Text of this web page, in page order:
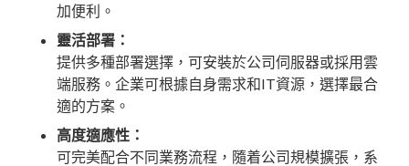
加便利。
靈活部署：
提供多種部署選擇，可安裝於公司伺服器或採用雲
端服務。企業可根據自身需求和IT資源，選擇最合
適的方案。
高度適應性：
可完美配合不同業務流程，隨着公司規模擴張，系